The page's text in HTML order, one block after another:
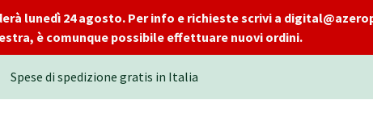
lunedì 24 agosto. Per info e richieste scrivi a
è comunque possibile effettuare nuovi ordini.
Spese di spedizione gratis in Italia